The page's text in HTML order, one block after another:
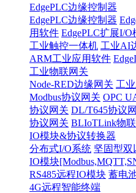
EdgePLC边缘控制器
EdgePLC边缘控制器
用软件 EdgePLC扩展I/O
工业触控一体机 工业AI
ARM工业应用软件
工业物联网关
Node-RED边缘网关 工
Modbus协议网关 OPC
协议网关 DL/T645协议
协议网关 BLIoTLink物
IO模块&协议转换器
分布式I/O系统 坚固型双
IO模块
RS485远程IO模块 蓄电
4G远程智能终端